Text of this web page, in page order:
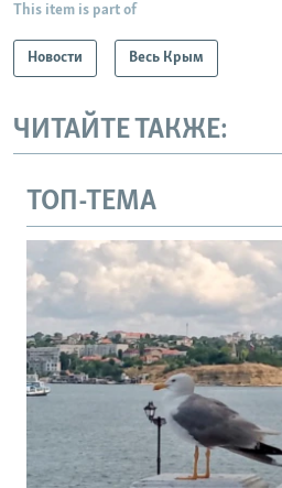
This item is part of
Новости Весь Крым
ЧИТАЙТЕ ТАКЖЕ:
ТОП-ТЕМА